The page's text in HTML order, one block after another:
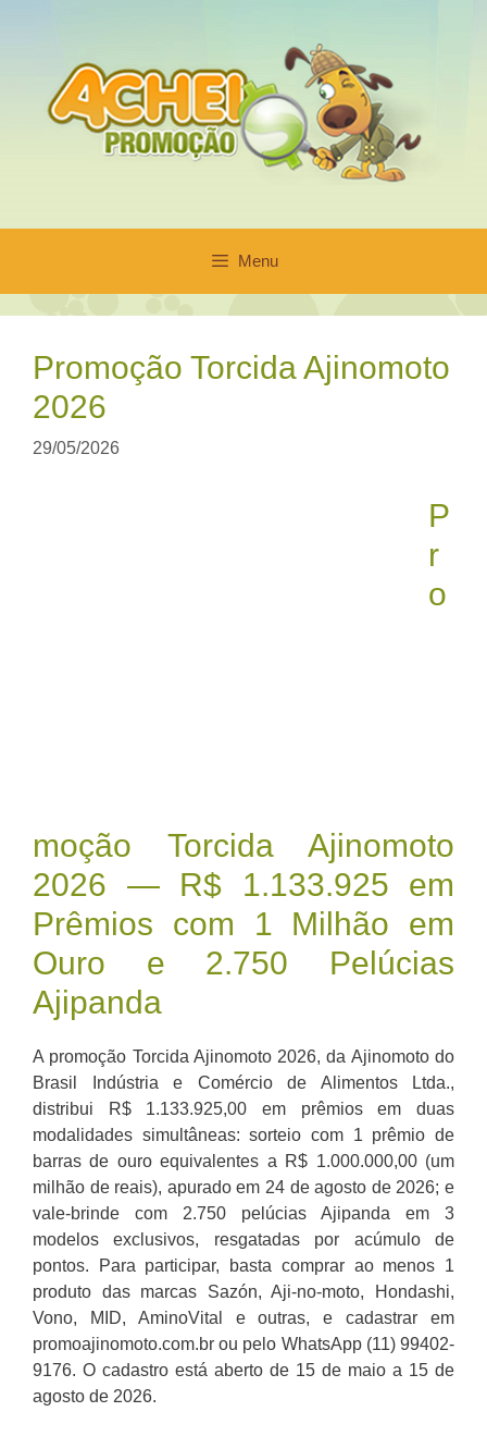
conteúdo
Menu
Promoção Torcida Ajinomoto
2026
29/05/2026
P
r
o
moção Torcida Ajinomoto
2026 — R$ 1.133.925 em
Prêmios com 1 Milhão em
Ouro e 2.750 Pelúcias
Ajipanda
A promoção Torcida Ajinomoto 2026, da Ajinomoto do
Brasil Indústria e Comércio de Alimentos Ltda.,
distribui R$ 1.133.925,00 em prêmios em duas
modalidades simultâneas: sorteio com 1 prêmio de
barras de ouro equivalentes a R$ 1.000.000,00 (um
milhão de reais), apurado em 24 de agosto de 2026; e
vale-brinde com 2.750 pelúcias Ajipanda em 3
modelos exclusivos, resgatadas por acúmulo de
pontos. Para participar, basta comprar ao menos 1
produto das marcas Sazón, Aji-no-moto, Hondashi,
Vono, MID, AminoVital e outras, e cadastrar em
promoajinomoto.com.br ou pelo WhatsApp (11) 99402-
9176. O cadastro está aberto de 15 de maio a 15 de
agosto de 2026.